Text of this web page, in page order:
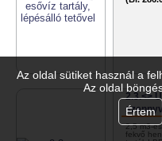
Az oldal sütiket használ a
Az oldal
Értem
2.3.<>
2,5 m3-
fekvő